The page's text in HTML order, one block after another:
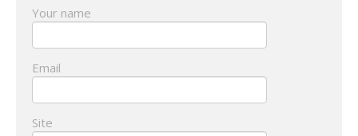
Your name
Email
Site